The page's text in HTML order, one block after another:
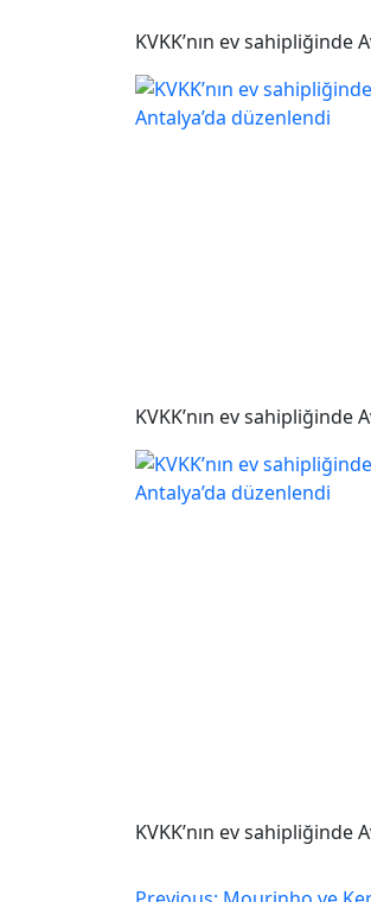
KVKK’nın ev
KVKK’nın ev
KVKK’nın ev